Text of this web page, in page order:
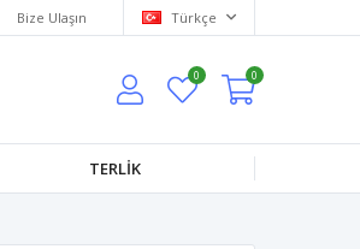
Bize Ulaşın Türkçe
0 0
TERLİK